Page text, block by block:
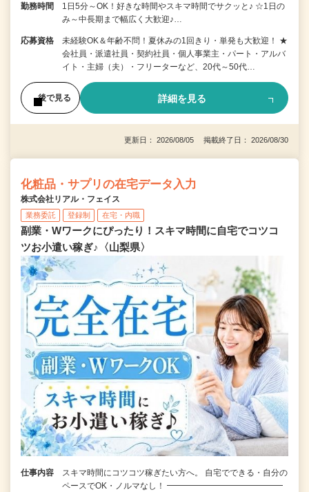
勤務時間
1日5分～OK！好きな時間やスキマ時間でサクッと♪ ☆1日の
み～中長期まで幅広く大歓迎♪…
応募資格
未経験OK＆年齢不問！夏休みの1回きり・単発も大歓迎！ ★
会社員・派遣社員・契約社員・個人事業主・パート・アルバ
イト・主婦（夫）・フリーターなど、20代～50代…
後で見る 詳細を見る
更新日： 2026/08/05 掲載終了日： 2026/08/30
化粧品・サプリの在宅データ入力
株式会社リアル・フェイス
業務委託 登録制 在宅・内職
副業・Wワークにぴったり！スキマ時間に自宅でコツコ
ツお小遣い稼ぎ♪〈山梨県〉
仕事内容
スキマ時間にコツコツ稼ぎたい方へ。 自宅でできる・自分の
ペースでOK・ノルマなし！ ━━━━━━━━━━━━━━